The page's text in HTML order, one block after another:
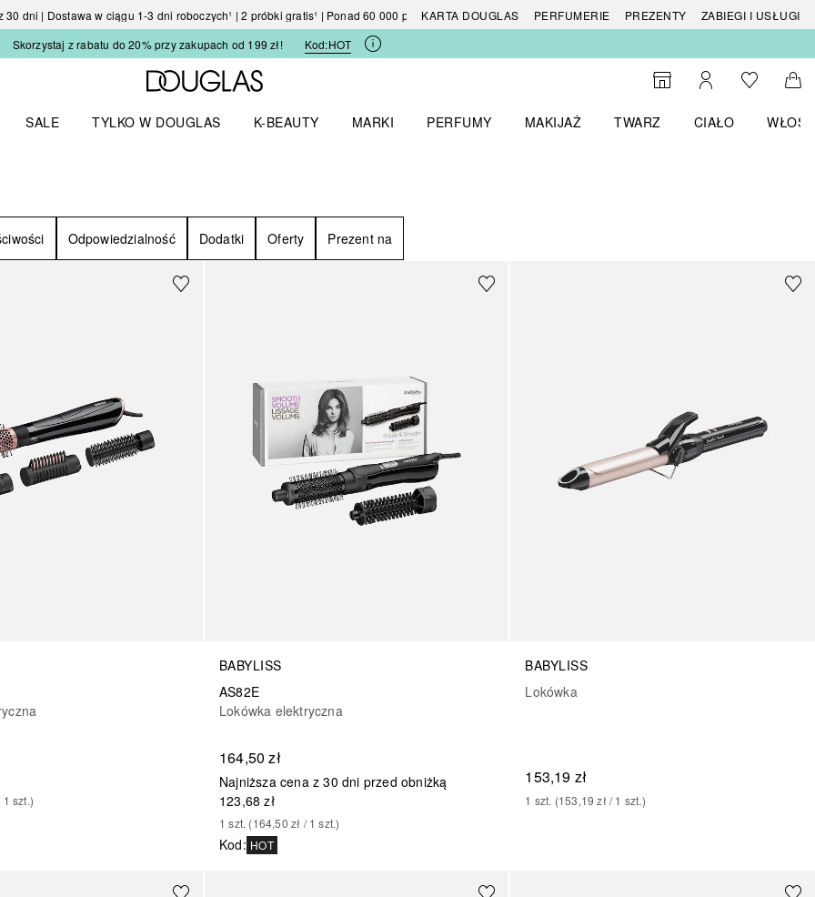
dni | Dostawa w ciągu 1-3 dni roboczych¹ | 2 próbki gratis¹ | Ponad 60 000 produktówKARTA DOUGLAS PERFUMERIE PREZENTY
ZABIEGI I USŁUGI
Skorzystaj z rabatu do 20% przy zakupach od 199 zł!
Kod:HOT
Strona główna Douglas
Do wyszukiwarki
Moje kontoDo listyDo
SALE
TYLKO W DOUGLAS
K-BEAUTY
MARKI
PERFUMY
MAKIJAŻ
TWARZ
CIAŁO
WŁOSY
Odpowiedzialność Dodatki Oferty Prezent na
1 szt.)
BABYLISS
AS82E
Lokówka elektryczna
164,50 zł
Najniższa cena z 30 dni przed obniżką
123,68 zł
1 szt. (164,50 zł / 1 szt.)
Kod: HOT
BABYLISS
Lokówka
153,19 zł
1 szt. (153,19 zł / 1 szt.)